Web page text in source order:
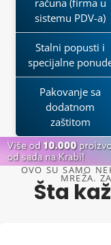
računa (firma u
sistemu PDV-a)
Stalni popusti i
specijalne
Pakovanje sa
dodatnom
zaštitom
OVO SU SAMO
MREŽA.
Šta